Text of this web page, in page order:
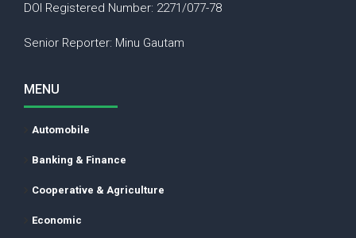
DOI Registered Number: 2271/077-78
Senior Reporter: Minu Gautam
MENU
Automobile
Banking & Finance
Cooperative & Agriculture
Economic